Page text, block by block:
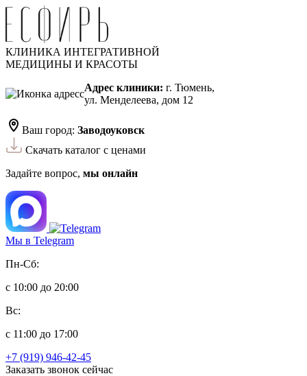
КЛИНИКА ИНТЕГРАТИВНОЙ
МЕДИЦИНЫ И КРАСОТЫ
Адрес клиники: г. Тюмень,
ул. Менделеева, дом 12
Ваш город: Заводоуковск
Скачать каталог с ценами
Задайте вопрос, мы онлайн
Мы в Telegram
Пн-Сб:
с 10:00 до 20:00
Вс:
с 11:00 до 17:00
+7 (919) 946-42-45
Заказать звонок сейчас